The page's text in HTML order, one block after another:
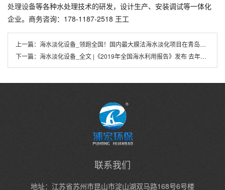
处理设备等各种水处理技术的研发，设计生产、安装调试等一体化
企业。商务咨询：178-1187-2518 王工
上一篇： 海水淡化设备_领跑全国！国内最大膜法海水淡化项目在青岛开工
下一篇： 海水淡化设备_全文 |《2019年全国海水利用报告》发布 去年新建海水淡化工程17个
联系我们
地址：江苏省苏州市昆山市淀山湖双马路168号6号楼